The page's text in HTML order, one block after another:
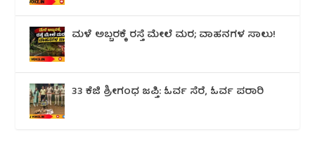
ಮಳೆ ಅಬ್ಬರಕ್ಕೆ ರಸ್ತೆ ಮೇಲೆ ಮರ; ವಾಹನಗಳ ಸಾಲು!
33 ಕೆಜಿ ಶ್ರೀಗಂಧ ಜಪ್ತಿ: ಓರ್ವ ಸೆರೆ, ಓರ್ವ ಪರಾರಿ